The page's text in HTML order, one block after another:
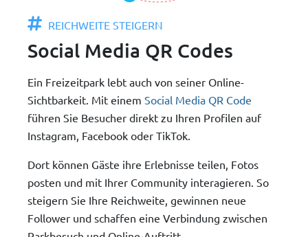
REICHWEITE STEIGERN
Social Media QR Codes
Ein Freizeitpark lebt auch von seiner Online-
Sichtbarkeit. Mit einem Social Media QR Code
führen Sie Besucher direkt zu Ihren Profilen auf
Instagram, Facebook oder TikTok.
Dort können Gäste ihre Erlebnisse teilen, Fotos
posten und mit Ihrer Community interagieren. So
steigern Sie Ihre Reichweite, gewinnen neue
Follower und schaffen eine Verbindung zwischen